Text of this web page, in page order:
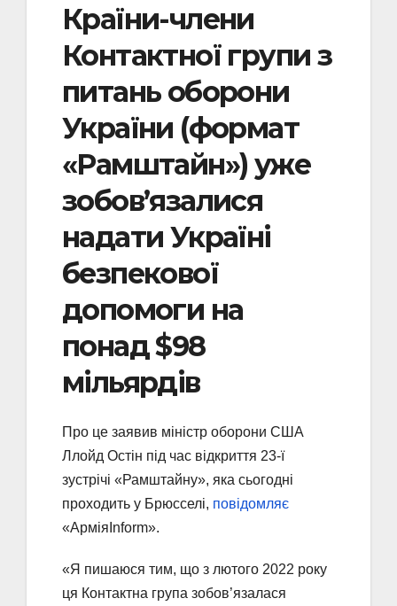
Країни-члени
Контактної групи з
питань оборони
України (формат
«Рамштайн») уже
зобов’язалися
надати Україні
безпекової
допомоги на
понад $98
мільярдів
Про це заявив міністр оборони США
Ллойд Остін під час відкриття 23-ї
зустрічі «Рамштайну», яка сьогодні
проходить у Брюсселі, повідомляє
«АрміяInform».
«Я пишаюся тим, що з лютого 2022 року
ця Контактна група зобов’язалася